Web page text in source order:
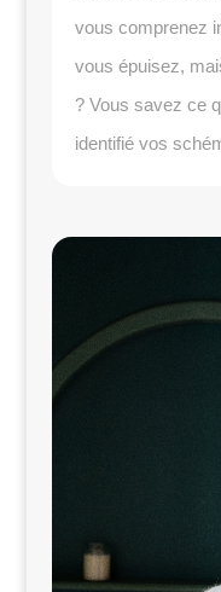
vous comprenez
vous épuisez,
? Vous savez ce
identifié vos